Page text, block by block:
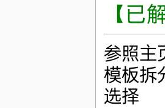
【已
参照主
模板拆
选择